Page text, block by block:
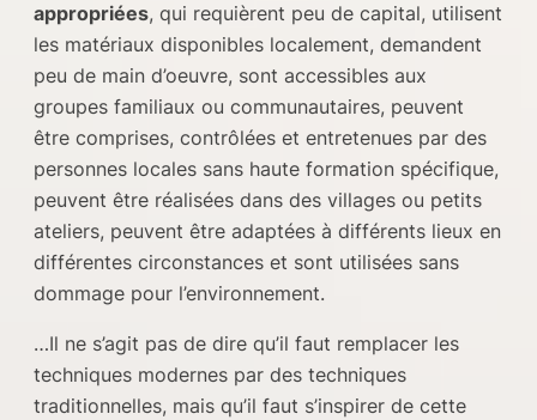
appropriées, qui requièrent peu de capital, utilisent
les matériaux disponibles localement, demandent
peu de main d’oeuvre, sont accessibles aux
groupes familiaux ou communautaires, peuvent
être comprises, contrôlées et entretenues par des
personnes locales sans haute formation spécifique,
peuvent être réalisées dans des villages ou petits
ateliers, peuvent être adaptées à différents lieux en
différentes circonstances et sont utilisées sans
dommage pour l’environnement.
…Il ne s’agit pas de dire qu’il faut remplacer les
techniques modernes par des techniques
traditionnelles, mais qu’il faut s’inspirer de cette